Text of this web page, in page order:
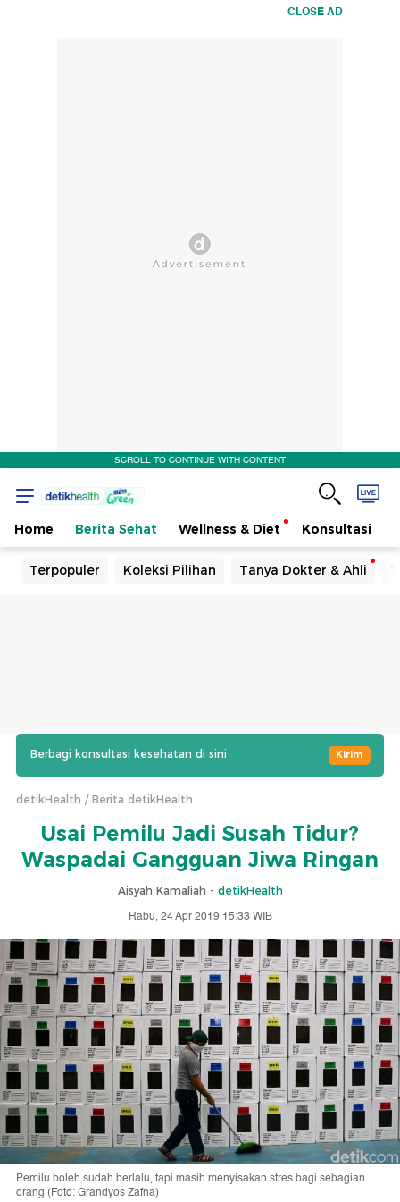
CLOSE AD
SCROLL TO CONTINUE WITH CONTENT
Home Berita Sehat Wellness & Diet Konsultasi
Terpopuler Koleksi Pilihan Tanya Dokter & Ahli
Berbagi konsultasi kesehatan di sini Kirim
detikHealth Berita detikHealth
Usai Pemilu Jadi Susah Tidur?
Waspadai Gangguan Jiwa Ringan
Aisyah Kamaliah - detikHealth
Rabu, 24 Apr 2019 15:33 WIB
Pemilu boleh sudah berlalu, tapi masih menyisakan stres bagi sebagian
orang (Foto: Grandyos Zafna)